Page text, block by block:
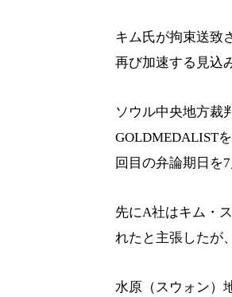
キム氏が拘束送致
再び加速する見込
ソウル中央地方裁
GOLDMEDALIST
回目の弁論期日を7
先にA社はキム・
れたと主張したが
水原（スウォン）